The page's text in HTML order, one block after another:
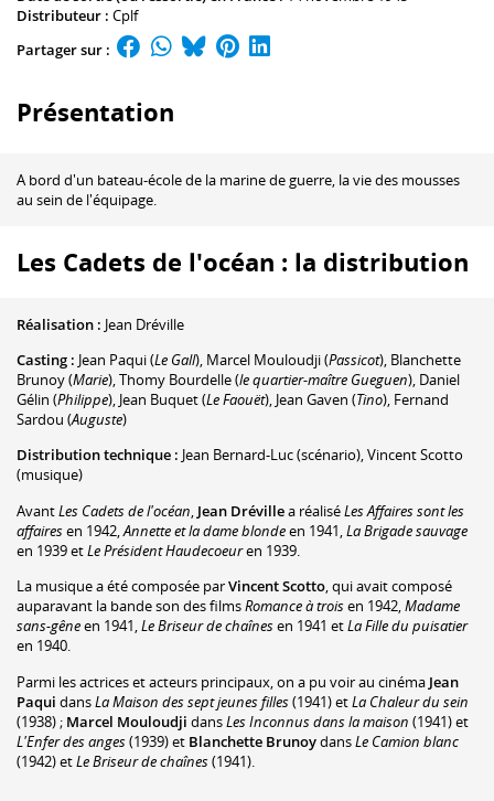
Distributeur : Cplf
Partager sur :
Présentation
A bord d'un bateau-école de la marine de guerre, la vie des mousses
au sein de l'équipage.
Les Cadets de l'océan : la distribution
Réalisation : Jean Dréville
Casting : Jean Paqui(Le Gall), Marcel Mouloudji(Passicot), Blanchette
Brunoy(Marie),Thomy Bourdelle(le quartier-maître Gueguen), Daniel
Gélin (Philippe), Jean Buquet(Le Faouët), Jean Gaven (Tino), Fernand
Sardou (Auguste)
Distribution technique : Jean Bernard-Luc(scénario),Vincent Scotto
(musique)
AvantLes Cadets de l'océan, Jean Drévillea réaliséLes Affaires sont les
affairesen 1942,Annette et la dame blondeen 1941,La Brigade sauvage
en 1939 etLe Président Haudecoeuren 1939.
La musique a été composée parVincent Scotto, qui avait composé
auparavant la bande son des filmsRomance à troisen 1942,Madame
sans-gêneen 1941,Le Briseur de chaînesen 1941 etLa Fille du puisatier
en 1940.
Parmi les actrices et acteurs principaux, on a pu voir au cinéma Jean
Paqui dansLa Maison des sept jeunes filles(1941) etLa Chaleur du sein
(1938) ; Marcel Mouloudji dansLes Inconnus dans la maison (1941) et
L'Enfer des anges(1939) et Blanchette BrunoydansLe Camion blanc
(1942) etLe Briseur de chaînes(1941).